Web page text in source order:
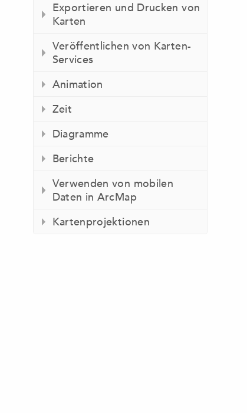
Exportieren und Drucken von
Karten
Veröffentlichen von Karten-
Services
Animation
Zeit
Diagramme
Berichte
Verwenden von mobilen
Daten in ArcMap
Kartenprojektionen